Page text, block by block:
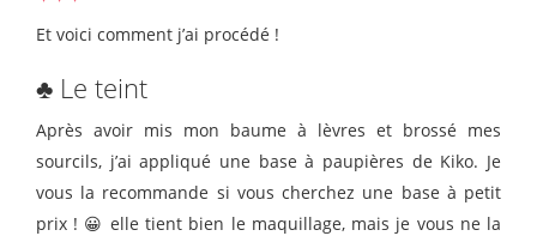
Et voici comment j’ai procédé !
♣ Le teint
Après avoir mis mon baume à lèvres et brossé mes
sourcils, j’ai appliqué une base à paupières de Kiko. Je
vous la recommande si vous cherchez une base à petit
prix ! 😀 elle tient bien le maquillage, mais je vous ne la